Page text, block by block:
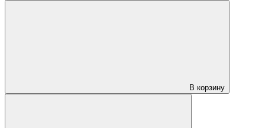
В корзину